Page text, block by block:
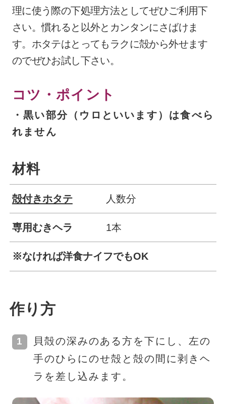
理に使う際の下処理方法としてぜひご利用下
さい。慣れると以外とカンタンにさばけま
す。ホタテはとってもラクに殻から外せます
のでぜひお試し下さい。
コツ・ポイント
・黒い部分（ウロといいます）は食べら
れません
材料
殻付きホタテ 人数分
専用むきヘラ 1本
※なければ洋食ナイフでもOK
作り方
貝殻の深みのある方を下にし、左の
手のひらにのせ殻と殻の間に剥きヘ
ラを差し込みます。